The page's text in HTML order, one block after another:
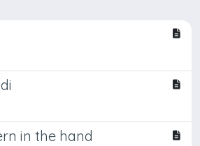
in the hand